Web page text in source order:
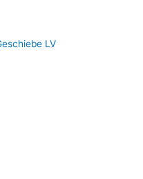
LV